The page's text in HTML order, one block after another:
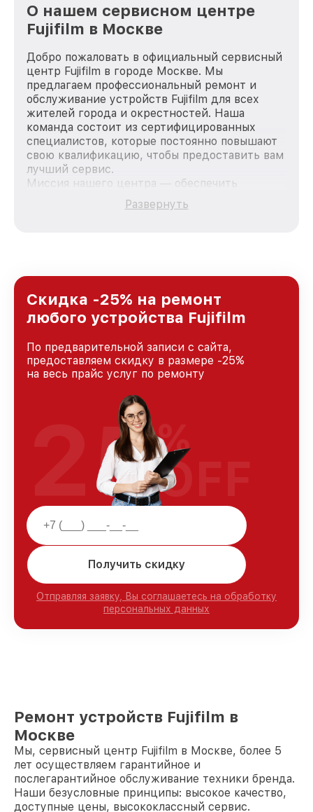
О нашем сервисном центре
Fujifilm в Москве
Добро пожаловать в официальный сервисный
центр Fujifilm в городе Москве. Мы
предлагаем профессиональный ремонт и
обслуживание устройств Fujifilm для всех
жителей города и окрестностей. Наша
команда состоит из сертифицированных
специалистов, которые постоянно повышают
свою квалификацию, чтобы предоставить вам
лучший сервис.
Миссия нашего центра — обеспечить
качественный и доступный ремонт для
каждого пользователя продукции Fujifilm, вне
Москве, постоянно повышая уровень доверия
и лояльности наших клиентов.
Развернуть
Скидка -25% на ремонт
любого устройства Fujifilm
По предварительной записи с сайта,
предоставляем скидку в размере -25%
на весь прайс услуг по ремонту
Получить скидку
Отправляя заявку, Вы соглашаетесь на обработку
персональных данных
25%
OFF
Ремонт устройств Fujifilm в
Москве
Мы, сервисный центр Fujifilm в Москве, более 5
лет осуществляем гарантийное и
послегарантийное обслуживание техники бренда.
Наши безусловные принципы: высокое качество,
доступные цены, высококлассный сервис.